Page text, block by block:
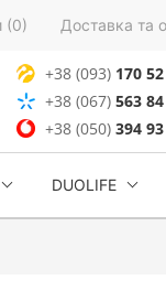
(0) Доставка та
+38 (093) 170
+38 (067) 563
+38 (050)394
DUOLIFE